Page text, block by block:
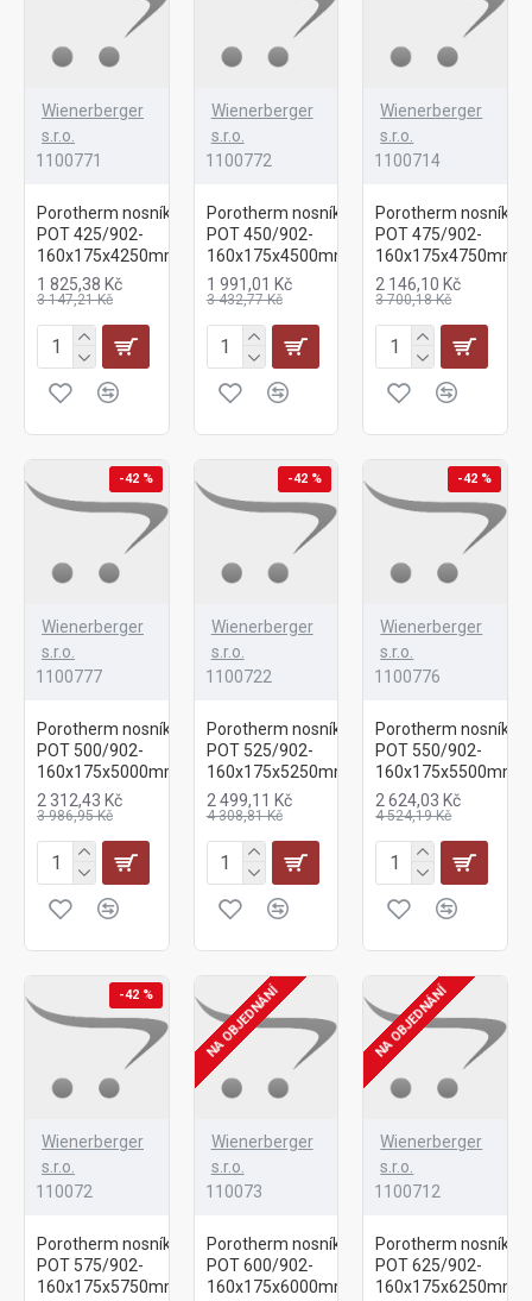
Wienerberger
s.r.o.
1100771
Porotherm nosník
POT 425/902-
160x175x4250mm
1 825,38 Kč
3 147,21 Kč
Wienerberger
s.r.o.
1100772
Porotherm nosník
POT 450/902-
160x175x4500mm
1 991,01 Kč
3 432,77 Kč
Wienerberger
s.r.o.
1100714
Porotherm nosník
POT 475/902-
160x175x4750mm
2 146,10 Kč
3 700,18 Kč
-42 %
Wienerberger
s.r.o.
1100777
Porotherm nosník
POT 500/902-
160x175x5000mm
2 312,43 Kč
3 986,95 Kč
-42 %
Wienerberger
s.r.o.
1100722
Porotherm nosník
POT 525/902-
160x175x5250mm
2 499,11 Kč
4 308,81 Kč
-42 %
Wienerberger
s.r.o.
1100776
Porotherm nosník
POT 550/902-
160x175x5500mm
2 624,03 Kč
4 524,19 Kč
-42 %
Wienerberger
s.r.o.
110072
Porotherm nosník
POT 575/902-
160x175x5750mm
NA OBJEDNÁNÍ
Wienerberger
s.r.o.
110073
Porotherm nosník
POT 600/902-
160x175x6000mm
NA OBJEDNÁNÍ
Wienerberger
s.r.o.
1100712
Porotherm nosník
POT 625/902-
160x175x6250mm